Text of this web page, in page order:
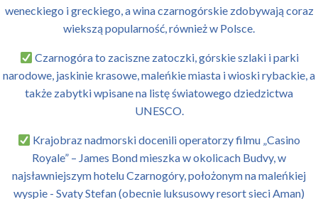
weneckiego i greckiego, a wina czarnogórskie zdobywają coraz
wiekszą popularność, również w Polsce.
Czarnogóra to zaciszne zatoczki, górskie szlaki i parki
narodowe, jaskinie krasowe, maleńkie miasta i wioski rybackie, a
także zabytki wpisane na listę światowego dziedzictwa
UNESCO.
Krajobraz nadmorski docenili operatorzy filmu „Casino
Royale” – James Bond mieszka w okolicach Budvy, w
najsławniejszym hotelu Czarnogóry, położonym na maleńkiej
wyspie - Svaty Stefan (obecnie luksusowy resort sieci Aman)